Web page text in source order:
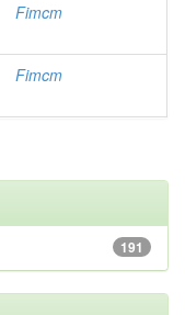
Fimcm
Fimcm
191